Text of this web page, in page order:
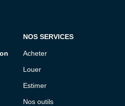
NOS SERVICES
Acheter
Louer
Estimer
Nos outils